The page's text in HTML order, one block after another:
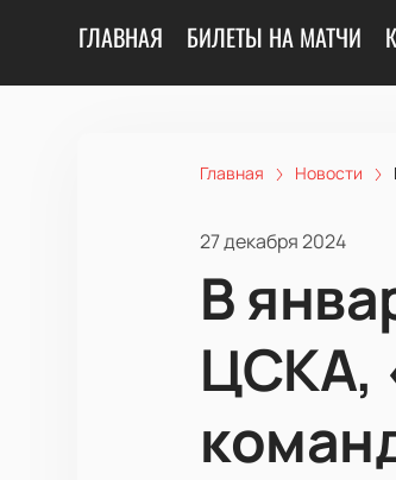
ГЛАВНАЯ БИЛЕТЫ НА МАТЧИ
Главная Новости
27 декабря 2024
В
ЦСКА,